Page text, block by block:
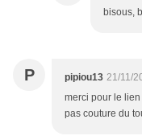
bisous,
P pipiou13 21/11/
merci pour le
pas couture du